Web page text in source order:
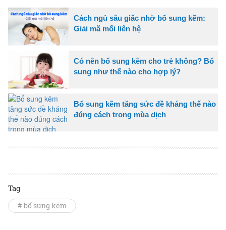
Cách ngủ sâu giấc nhờ bổ sung kẽm:
Giải mã mối liên hệ
Có nên bổ sung kẽm cho trẻ không? Bổ
sung như thế nào cho hợp lý?
Bổ sung kẽm tăng sức đề kháng thế nào
đúng cách trong mùa dịch
Tag
# bổ sung kẽm